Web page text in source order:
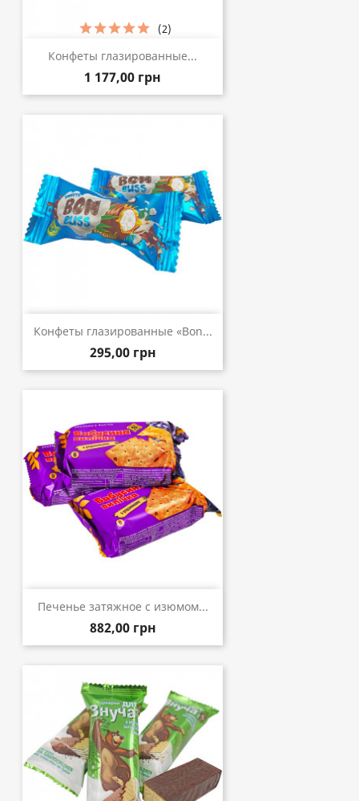
Конфеты глазированные...
1 177,00 грн
(2)
Конфеты глазированные «Bon...
295,00 грн
Печенье затяжное с изюмом...
882,00 грн